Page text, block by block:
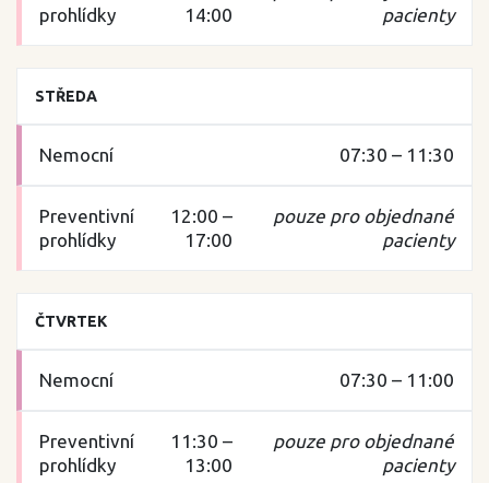
14:00
pacienty
STŘEDA
07:30 – 11:30
12:00 –
17:00
pouze pro objednané
pacienty
ČTVRTEK
07:30 – 11:00
11:30 –
13:00
pouze pro objednané
pacienty